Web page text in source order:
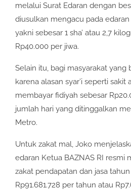
melalui Surat Edaran dengan
diusulkan mengacu pada
yakni sebesar 1 sha’ atau 2,7
Rp40.000 per jiwa.
Selain itu, bagi masyarakat yang
karena alasan syar’i seperti sakit
membayar fidiyah sebesar
jumlah hari yang ditinggalkan
Metro.
Untuk zakat mal, Joko
edaran Ketua BAZNAS RI resmi
zakat pendapatan dan jasa
Rp91.681.728 per tahun atau